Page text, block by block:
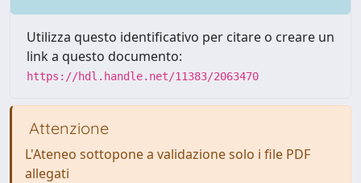
Utilizza questo identificativo per citare o creare un
link a questo documento:
https://hdl.handle.net/11383/2063470
Attenzione
L'Ateneo sottopone a validazione solo i file PDF
allegati